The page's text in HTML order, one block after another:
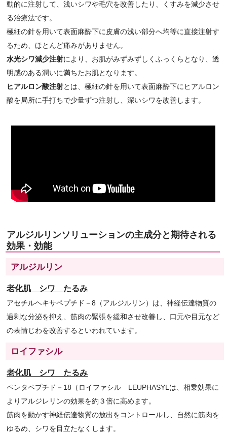
動的に注射して、浅いシワや毛穴を改善したり、くすみを減少させ
る治療法です。
極細の針を用いて表面麻酔下に皮膚の浅い部分へ均等に直接注射す
るため、ほとんど痛みがありません。
水光シワ減少注射により、お肌がみずみずしくふっくらとなり、透
明感のある潤いに満ちたお肌となります。
ヒアルロン酸注射とは、極細の針を用いて表面麻酔下にヒアルロン
酸を局所に手打ちで少量ずつ注射し、深いシワを改善します。
アルジルリンソリューションの主成分と期待される
効果・効能
アルジルリン
老化肌 シワ たるみ
アセチルヘキサペプチド－8（アルジルリン）は、神経伝達物質の
過剰な分泌を抑え、筋肉の緊張を緩和させ改善し、口元や目元など
の表情じわを改善するといわれています。
ロイファシル
老化肌 シワ たるみ
ペンタペプチド－18（ロイファシル LEUPHASYLは、相乗効果に
よりアルジレリンの効果を約３倍に高めます。
筋肉を動かす神経伝達物質の放出をコントロールし、自然に筋肉を
ゆるめ、シワを目立たなくします。